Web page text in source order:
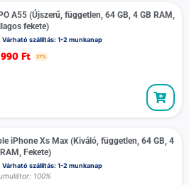
A55 (Újszerű, független, 64 GB, 4 GB RAM,
fekete)
Várható szállítás: 1-2 munkanap
Ft 27%
iPhone Xs Max (Kiváló, független, 64 GB, 4
Fekete)
Várható szállítás: 1-2 munkanap
100%